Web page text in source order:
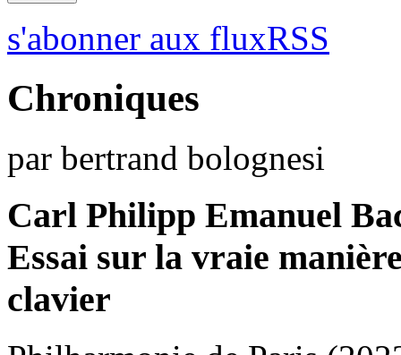
s'abonner aux fluxRSS
Chroniques
par bertrand bolognesi
Carl Philipp Emanuel
Essai sur la vraie
clavier